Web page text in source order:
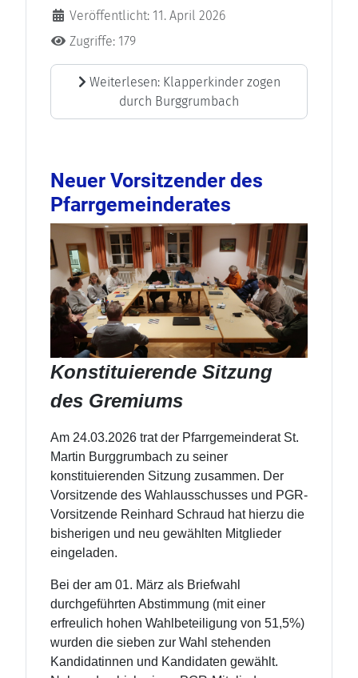
Veröffentlicht: 11. April 2026
Zugriffe: 179
Weiterlesen: Klapperkinder zogen
durch Burggrumbach
Neuer Vorsitzender des
Pfarrgemeinderates
Konstituierende Sitzung
des Gremiums
Am 24.03.2026 trat der Pfarrgemeinderat St.
Martin Burggrumbach zu seiner
konstituierenden Sitzung zusammen. Der
Vorsitzende des Wahlausschusses und PGR-
Vorsitzende Reinhard Schraud hat hierzu die
bisherigen und neu gewählten Mitglieder
eingeladen.
Bei der am 01. März als Briefwahl
durchgeführten Abstimmung (mit einer
erfreulich hohen Wahlbeteiligung von 51,5%)
wurden die sieben zur Wahl stehenden
Kandidatinnen und Kandidaten gewählt.